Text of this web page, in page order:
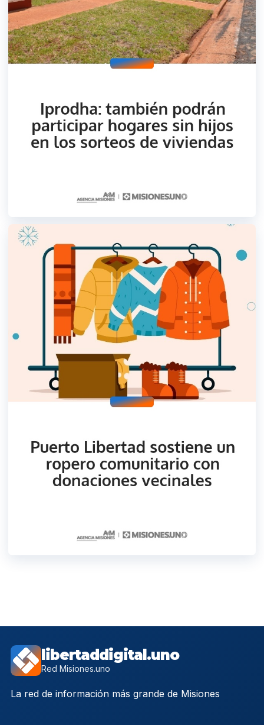
libertaddigital.uno
Red Misiones.uno
La red de información más grande de Misiones